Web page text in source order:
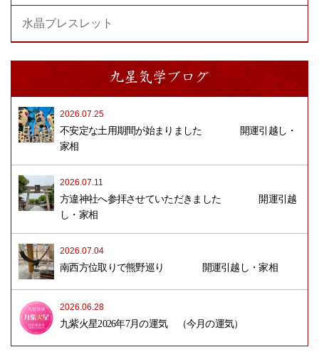
水晶ブレスレット
九星気学ブログ
2026.07.25
不安定な土用期間が始まりました 開運引越し・
家相
2026.07.11
方違神社へ参拝させていただきました 開運引越
し・家相
2026.07.04
南西方位取りで熊野巡り 開運引越し・家相
2026.06.28
九紫火星2026年7月の運気 （今月の運気）